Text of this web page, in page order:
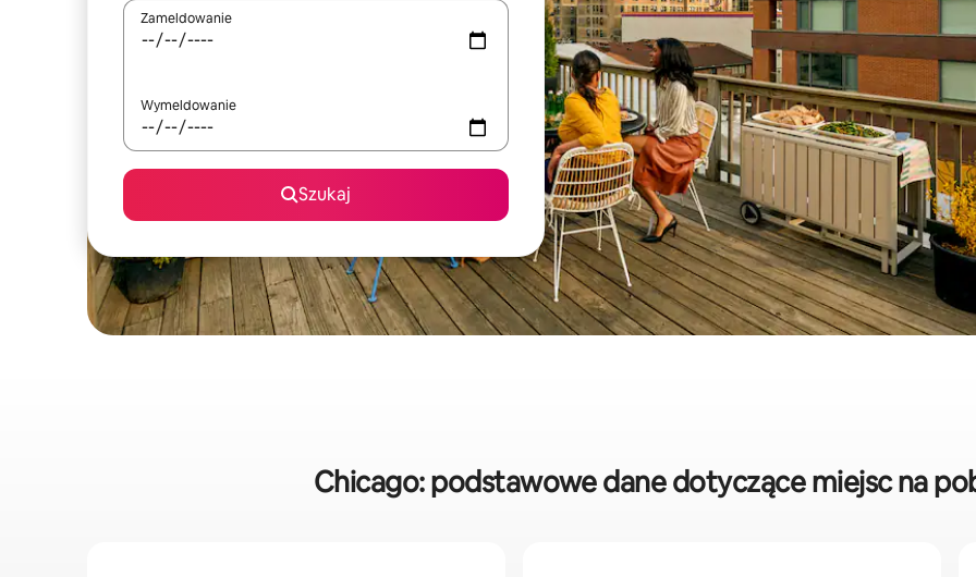
Zameldowanie
Wymeldowanie
Szukaj
Chicago: podstawowe dane dotyczące miejsc na